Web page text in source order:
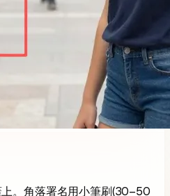
。角落署名用小筆刷(30–50